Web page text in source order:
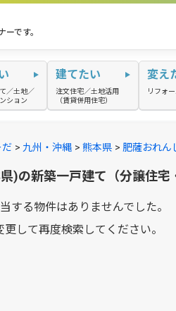
です。
／土地／
ション
建てたい
注文住宅／土地活用
（賃貸併用住宅）
変え
リフォ
だ 九州・沖縄 熊本県 肥薩おれん
)の新築一戸建て（分譲住宅
する物件はありませんでした。
更して再度検索してください。